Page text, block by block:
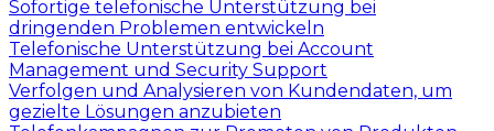
Sofortige telefonische Unterstützung bei
dringenden Problemen entwickeln
Telefonische Unterstützung bei Account
Management und Security Support
Verfolgen und Analysieren von Kundendaten, um
gezielte Lösungen anzubieten